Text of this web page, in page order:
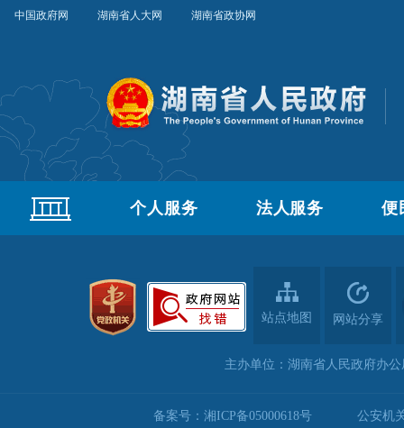
中国政府网 湖南省人大网 湖南省政协网
个人服务 法人服务 便
站点地图 网站分享
主办单位：湖南省人民政府办公
备案号：湘ICP备05000618号 公安机